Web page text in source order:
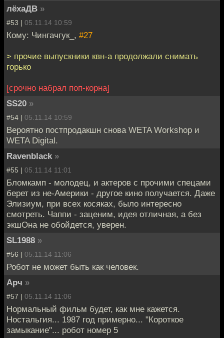
лёхаДВ »
#53 | 05.11.14 10:59
Кому: Чингачгук_, #27
> прочие выпускники квн-а продолжали снимать
горько
[срочно набрал поп-корна]
SS20 »
#54 | 05.11.14 10:59
Вероятно постпродакшн снова WETA Workshop и
WETA Digital.
Ravenblack »
#55 | 05.11.14 11:01
Бломкамп - молодец, и актеров с прочими спецами
берет из не-Америки - другое кино получается. Даже
Элизиум, при всех косяках, было интересно
смотреть. Чаппи - заценим, идея отличная, а без
экшОна не обойдется, уверен.
SL1988 »
#56 | 05.11.14 11:06
Робот не может быть как человек.
Арч »
#57 | 05.11.14 11:06
Нормальный фильм будет, как мне кажется.
Ностальгия... 1987 год примерно... "Короткое
замыкание"... робот номер 5